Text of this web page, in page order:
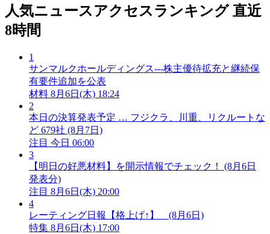
人気ニュースアクセスランキング 直近
8時間
1
サンマルクホールディングス---株主優待拡充と継続保
有要件追加を公表
材料 8月6日(木) 18:24
2
本日の決算発表予定 … フジクラ、川重、リクルートな
ど 679社 (8月7日)
注目 今日 06:00
3
【明日の好悪材料】を開示情報でチェック！ (8月6日
発表分)
注目 8月6日(木) 20:00
4
レーティング日報【格上げ↑】 (8月6日)
特集 8月6日(木) 17:00